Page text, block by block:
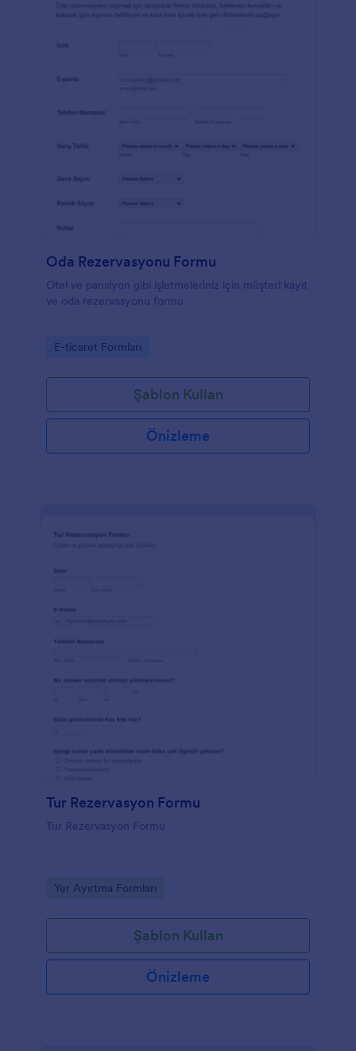
Oda Rezervasyonu Formu
Otel ve pansiyon gibi işletmeleriniz için müşteri kayıt
ve oda rezervasyonu formu
Go to Category:
E-ticaret Formları
Şablon Kullan
Önizleme
Tur Rezervasyon Formu
Tur Rezervasyon Formu
Go to Category:
Yer Ayırtma Formları
Şablon Kullan
Önizleme